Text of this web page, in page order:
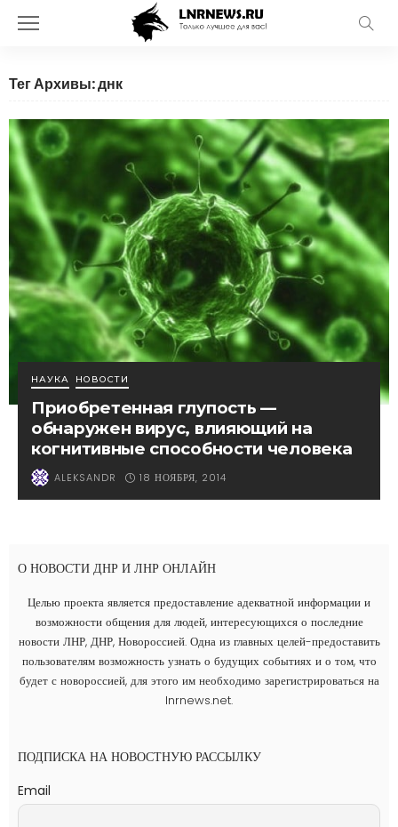
Тег Архивы: днк
НАУКА НОВОСТИ
Приобретенная глупость —
обнаружен вирус, влияющий на
когнитивные способности человека
ALEKSANDR 18 НОЯБРЯ, 2014
О НОВОСТИ ДНР И ЛНР ОНЛАЙН
Целью проекта является предоставление адекватной информации и
возможности общения для людей, интересующихся о последние
новости ЛНР, ДНР, Новороссией. Одна из главных целей-предоставить
пользователям возможность узнать о будущих событиях и о том, что
будет с новороссией, для этого им необходимо зарегистрироваться на
lnrnews.net.
ПОДПИСКА НА НОВОСТНУЮ РАССЫЛКУ
Email